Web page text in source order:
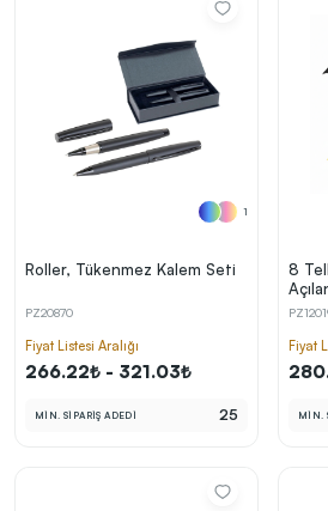
1
Roller, Tükenmez Kalem Seti
PZ20870
Fiyat Listesi Aralığı
266.22₺ - 321.03₺
MİN. SİPARİŞ ADEDİ 25
8
Fiyat
MİN.